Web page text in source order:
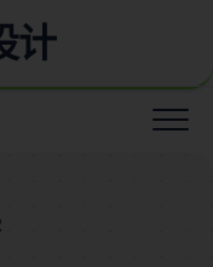
计